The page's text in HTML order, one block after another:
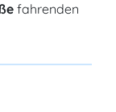
fahrenden